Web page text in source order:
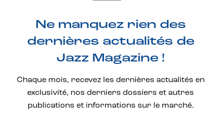
Ne manquez rien des
dernières actualités de
Jazz Magazine !
Chaque mois, recevez les dernières actualités en
exclusivité, nos derniers dossiers et autres
publications et informations sur le marché.